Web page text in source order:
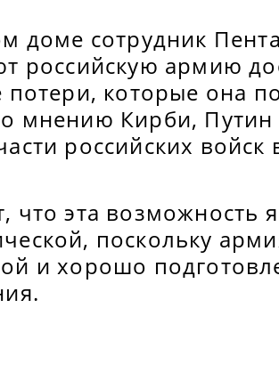
доме сотрудник
российскую армию
которые она
мнению Кирби, Путин
российских войск
эта возможность
поскольку
и хорошо